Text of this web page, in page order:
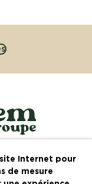
Internet pour
de mesure